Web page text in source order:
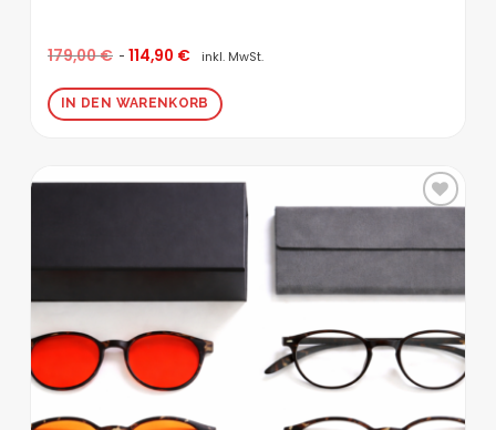
179,00€ 114,90 € inkl. MwSt.
IN DEN WARENKORB
hinzufügen